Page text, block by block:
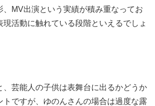
、MV出演という実績が積み重なってお
現活動に触れている段階といえるでしょ
、芸能人の子供は表舞台に出るかどうか
トですが、ゆのんさんの場合は過度な露